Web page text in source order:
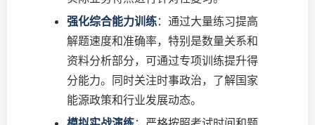
强化综合能力训练：通过大量练习提高
解题速度和准确率，特别是数量关系和
资料分析部分，可通过专项训练提升得
分能力。同时关注时事政治，了解国家
能源政策和行业发展动态。